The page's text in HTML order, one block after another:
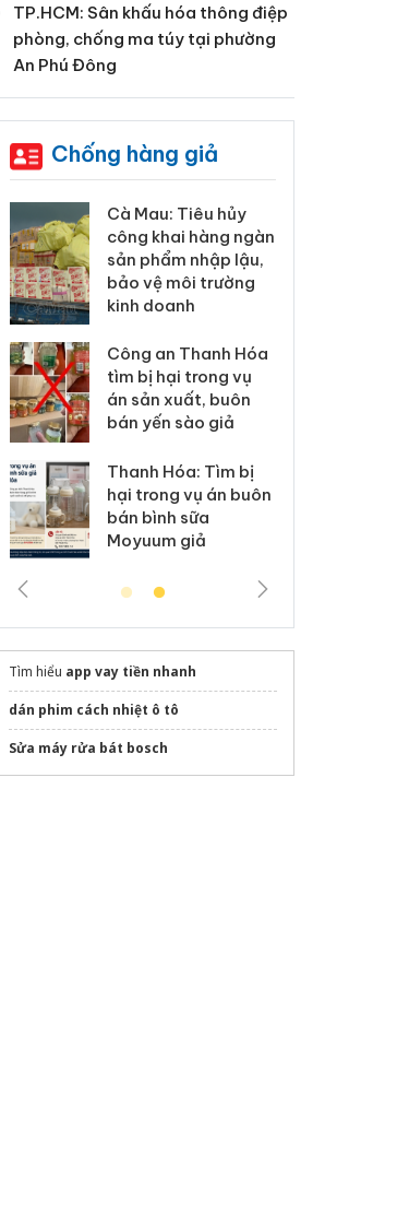
TP.HCM: Sân khấu hóa thông điệp
phòng, chống ma túy tại phường
An Phú Đông
Chống hàng giả
Khẩn trương xác
minh, xử lý sản phẩm
Slimaura Care x3 sử
dụng giấy phép giả
mạo
Lào Cai xử lý 83 vụ vi
phạm thương mại
trong tháng 7
Hưng Yên: Xử lý 6 hộ
kinh doanh bán hàng
giả mạo nhãn hiệu
Adidas, Nike
Tìm hiểu app vay tiền nhanh
dán phim cách nhiệt ô tô
Sửa máy rửa bát bosch